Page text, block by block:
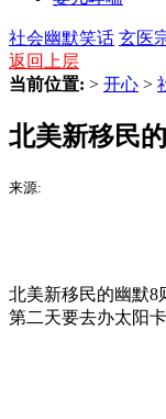
社会幽默笑话 玄医
返回上层
当前位置: > 开心 >
北美新移民
来源:
北美新移民的幽默8
第二天要去办太阳